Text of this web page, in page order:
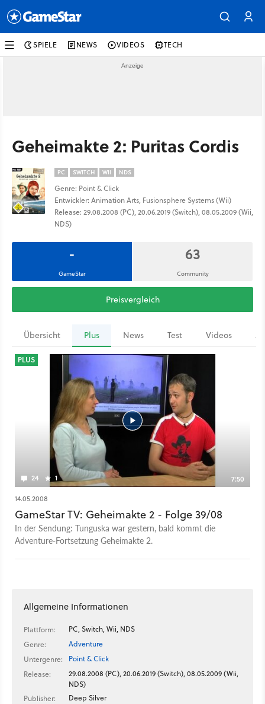
SPIELE NEWS VIDEOS TECH
Geheimakte 2: Puritas Cordis
PC SWITCH WII NDS
Genre: Point & Click
Entwickler: Animation Arts, Fusionsphere Systems (Wii)
Release: 29.08.2008 (PC), 20.06.2019 (Switch), 08.05.2009 (Wii,
NDS)
-
GameStar
63
Community
Preisvergleich
Übersicht Plus News Test Videos
24 1 7:50
PLUS
14.05.2008
GameStar TV: Geheimakte 2 - Folge 39/08
In der Sendung: Tunguska war gestern, bald kommt die
Adventure-Fortsetzung Geheimakte 2.
Allgemeine Informationen
Plattform:
PC, Switch, Wii, NDS
Genre:
Adventure
Untergenre:
Point & Click
Release:
29.08.2008 (PC), 20.06.2019 (Switch), 08.05.2009 (Wii,
NDS)
Publisher:
Deep Silver